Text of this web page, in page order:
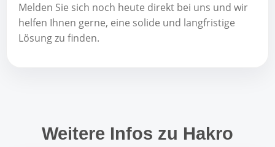
Melden Sie sich noch heute direkt bei uns und wir
helfen Ihnen gerne, eine solide und langfristige
Lösung zu finden.
Weitere Infos zu Hakro